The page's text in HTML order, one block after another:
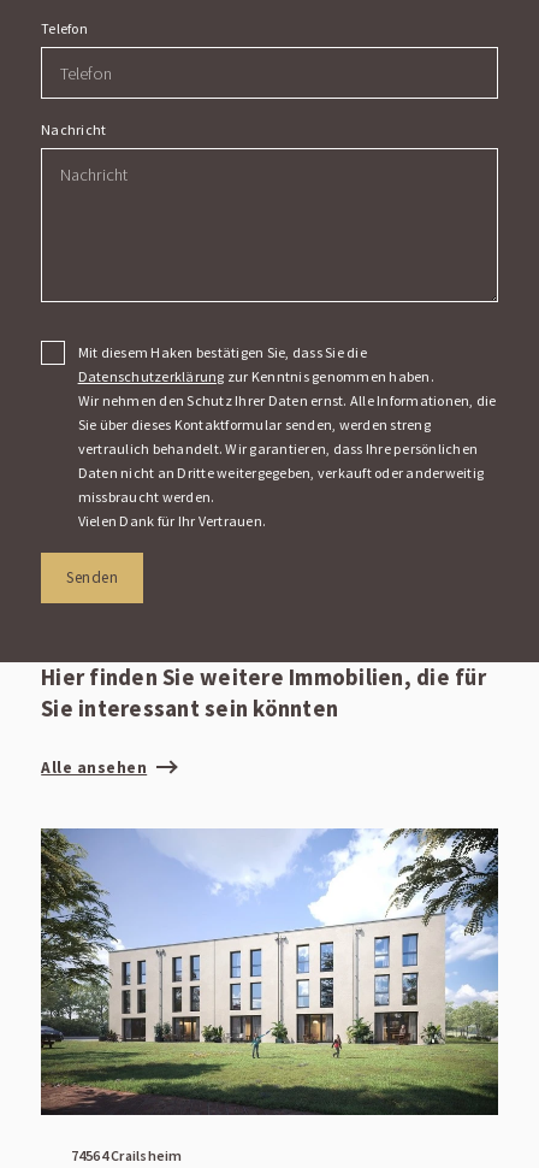
Telefon
Nachricht
Mit diesem Haken bestätigen Sie, dass Sie die
Datenschutzerklärung zur Kenntnis genommen haben.
Wir nehmen den Schutz Ihrer Daten ernst. Alle Informationen, die
Sie über dieses Kontaktformular senden, werden streng
vertraulich behandelt. Wir garantieren, dass Ihre persönlichen
Daten nicht an Dritte weitergegeben, verkauft oder anderweitig
missbraucht werden.
Vielen Dank für Ihr Vertrauen.
Senden
Hier finden Sie weitere Immobilien, die für
Sie interessant sein könnten
Alle ansehen
74564 Crailsheim